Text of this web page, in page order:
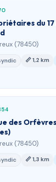
du
(78450)
📏 1,2 km
des
(78450)
📏 1,3 km